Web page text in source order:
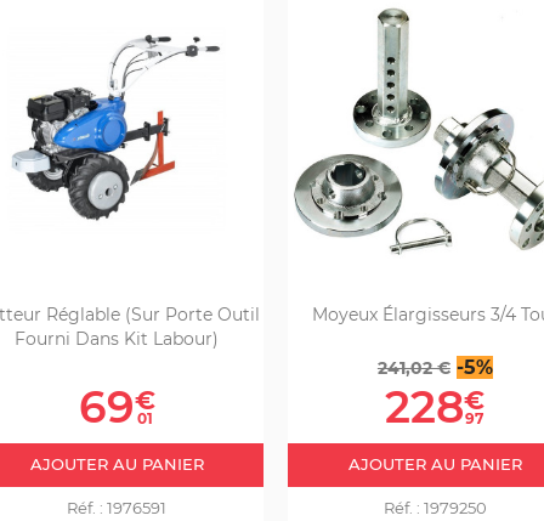
Réglable (sur Porte Outil
Fourni Dans Kit Labour)
Prix
69€
01
AJOUTER AU PANIER
Réf. : 1976591
Moyeux Élargisseurs 3/4
Prix
de
base
241,02 € -5%Prix
228€
97
AJOUTER AU PANIER
Réf. : 1979250